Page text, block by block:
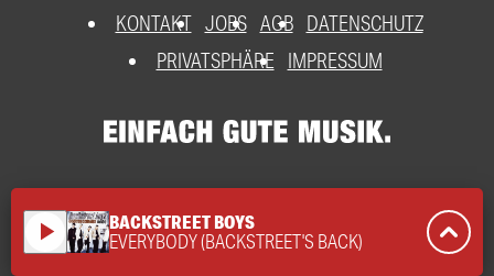
KONTAKT JOBS AGB DATENSCHUTZ
PRIVATSPHÄRE
IMPRESSUM
play_arrow BACKSTREET BOYS
EVERYBODY (BACKSTREET'S BACK)